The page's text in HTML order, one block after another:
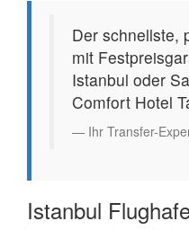
Der schnellste,
mit
Istanbul oder
Comfort Hotel
Ihr Transfer-
Istanbul